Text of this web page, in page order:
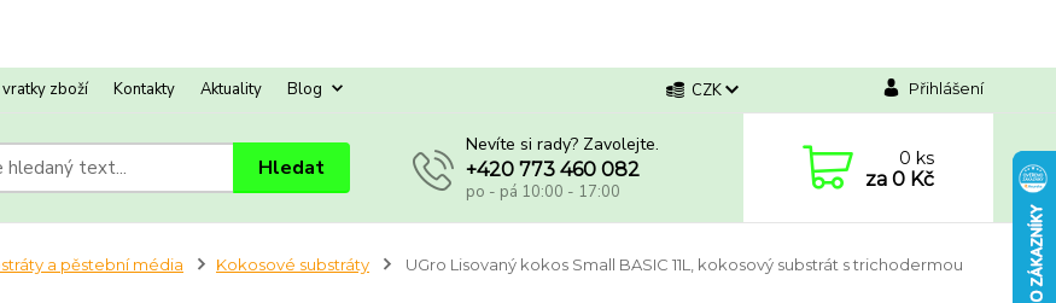
vratky zboží Kontakty Aktuality Blog CZK Přihlášení
Hledat
Nevíte si rady? Zavolejte.
+420 773 460 082
po - pá 10:00 - 17:00
0ks
za 0 Kč
a pěstební média Kokosové substráty UGro Lisovaný kokos Small BASIC 11L, kokosový substrát s trichodermou